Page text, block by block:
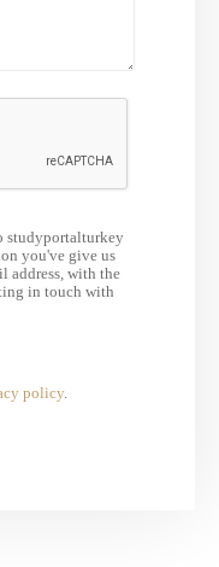
studyportalturkey
you've give us
address, with the
in touch with
policy.